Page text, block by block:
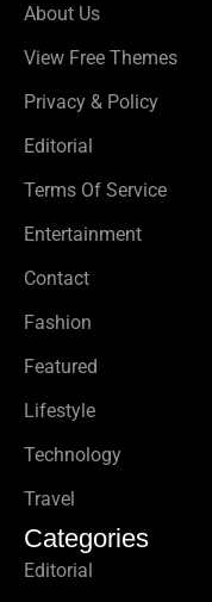
About Us
View Free Themes
Privacy & Policy
Editorial
Terms Of Service
Entertainment
Contact
Fashion
Featured
Lifestyle
Technology
Travel
Categories
Editorial